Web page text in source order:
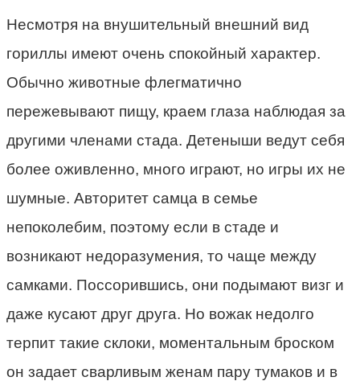
Несмотря на внушительный внешний вид
гориллы имеют очень спокойный характер.
Обычно животные флегматично
пережевывают пищу, краем глаза наблюдая за
другими членами стада. Детеныши ведут себя
более оживленно, много играют, но игры их не
шумные. Авторитет самца в семье
непоколебим, поэтому если в стаде и
возникают недоразумения, то чаще между
самками. Поссорившись, они подымают визг и
даже кусают друг друга. Но вожак недолго
терпит такие склоки, моментальным броском
он задает сварливым женам пару тумаков и в